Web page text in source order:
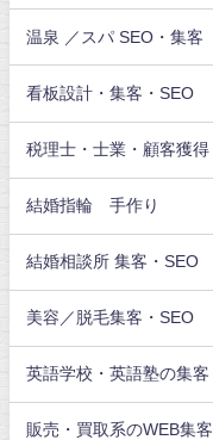
温泉 ／スパ SEO・集客
看板設計・集客・SEO
税理士・士業・顧客獲得
結婚指輪 手作り
結婚相談所 集客・SEO
美容／脱毛集客・SEO
英語学校・英語塾の集客
販売・買取系のWEB集客